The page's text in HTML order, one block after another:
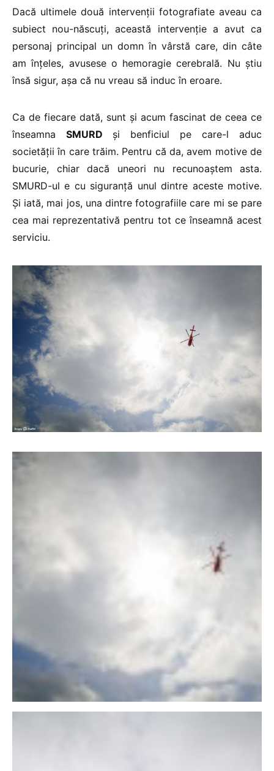
Dacă ultimele două intervenții fotografiate aveau ca
subiect nou-născuți, această intervenție a avut ca
personaj principal un domn în vârstă care, din câte
am înțeles, avusese o hemoragie cerebrală. Nu știu
însă sigur, așa că nu vreau să induc în eroare.
Ca de fiecare dată, sunt și acum fascinat de ceea ce
înseamna SMURD și benficiul pe care-l aduc
societății în care trăim. Pentru că da, avem motive de
bucurie, chiar dacă uneori nu recunoaștem asta.
SMURD-ul e cu siguranță unul dintre aceste motive.
Și iată, mai jos, una dintre fotografiile care mi se pare
cea mai reprezentativă pentru tot ce înseamnă acest
serviciu.